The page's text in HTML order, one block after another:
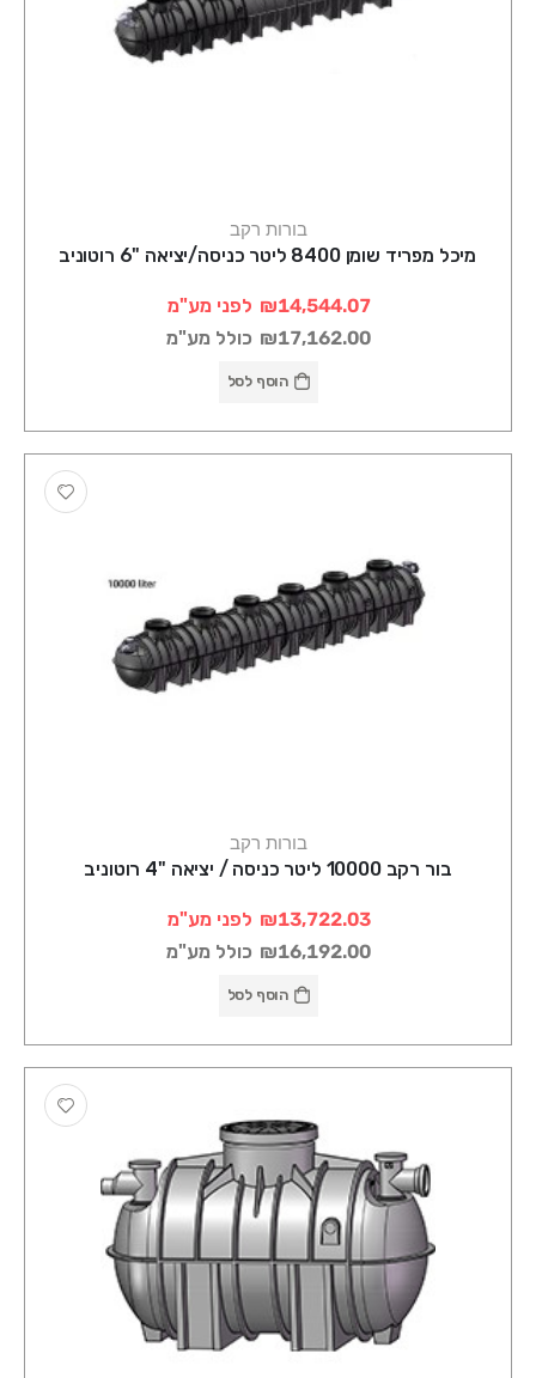
בורות רקב
מיכל מפריד שומן 8400 ליטר כניסה/יציאה "6 רוטוניב
₪14,544.07 לפני מע"מ
₪17,162.00 כולל מע"מ
הוסף לסל
בורות רקב
בור רקב 10000 ליטר כניסה / יציאה "4 רוטוניב
₪13,722.03 לפני מע"מ
₪16,192.00 כולל מע"מ
הוסף לסל